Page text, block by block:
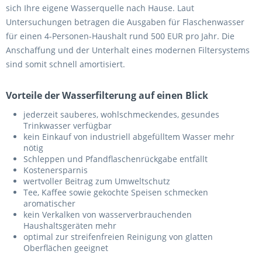
sich Ihre eigene Wasserquelle nach Hause. Laut
Untersuchungen betragen die Ausgaben für Flaschenwasser
für einen 4-Personen-Haushalt rund 500 EUR pro Jahr. Die
Anschaffung und der Unterhalt eines modernen Filtersystems
sind somit schnell amortisiert.
Vorteile der Wasserfilterung auf einen Blick
jederzeit sauberes, wohlschmeckendes, gesundes
Trinkwasser verfügbar
kein Einkauf von industriell abgefülltem Wasser mehr
nötig
Schleppen und Pfandflaschenrückgabe entfällt
Kostenersparnis
wertvoller Beitrag zum Umweltschutz
Tee, Kaffee sowie gekochte Speisen schmecken
aromatischer
kein Verkalken von wasserverbrauchenden
Haushaltsgeräten mehr
optimal zur streifenfreien Reinigung von glatten
Oberflächen geeignet